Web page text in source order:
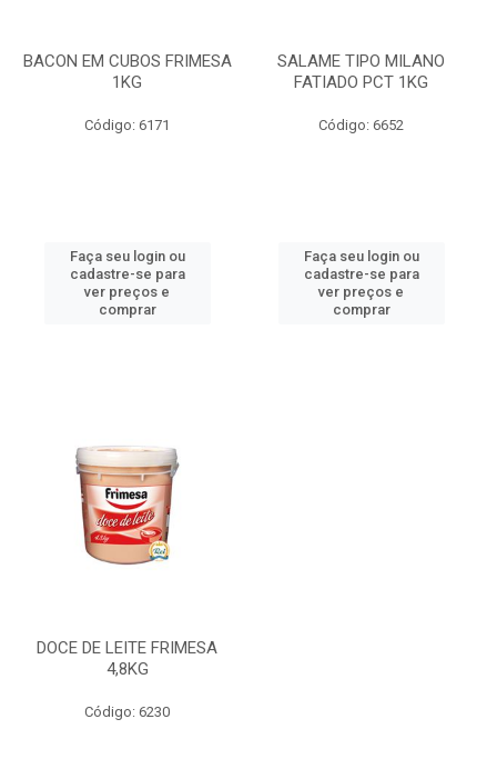
BACON EM CUBOS FRIMESA
1KG
Código: 6171
Faça seu login ou
cadastre-se para
ver preços e
comprar
SALAME TIPO MILANO
FATIADO PCT 1KG
Código: 6652
Faça seu login ou
cadastre-se para
ver preços e
comprar
DOCE DE LEITE FRIMESA
4,8KG
Código: 6230